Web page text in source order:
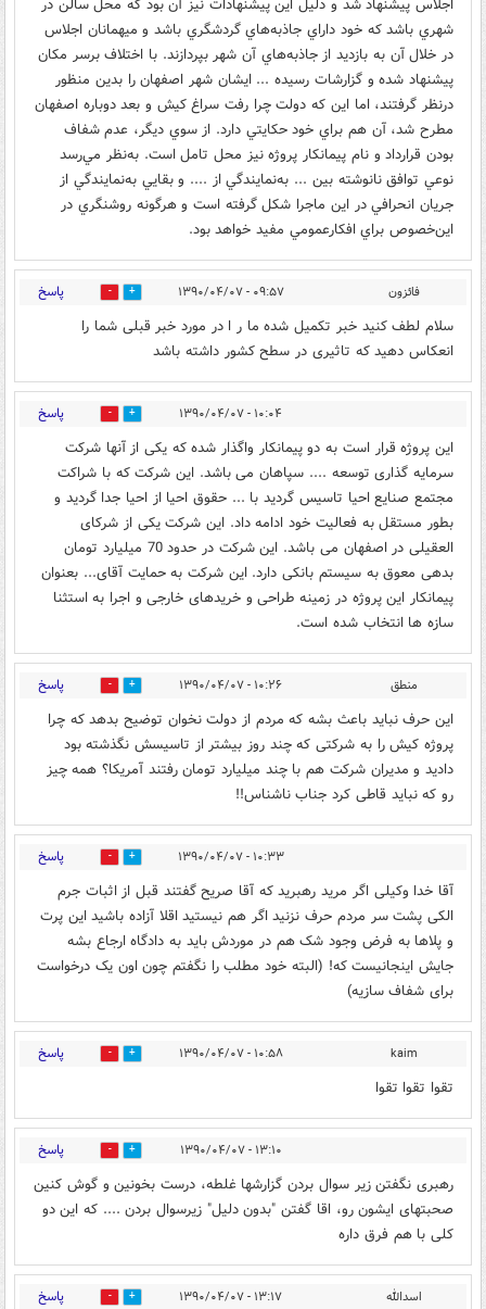
شهري باشد كه خود داراي جاذبه‌هاي گردشگري باشد و ميهمانان اجلاس
در خلال آن به بازديد از جاذبه‌هاي آن شهر بپردازند. با اختلاف برسر مكان
پيشنهاد شده و گزارشات رسيده ... ايشان شهر اصفهان را بدين منظور
درنظر گرفتند، اما اين كه دولت چرا رفت سراغ كيش و بعد دوباره اصفهان
مطرح شد، آن هم براي خود حكايتي دارد. از سوي ديگر، عدم شفاف
بودن قرارداد و نام پيمانكار پروژه نيز محل تامل است. به‌نظر مي‌رسد
نوعي توافق نانوشته بين ... به‌نمايندگي از .... و بقايي به‌نمايندگي از
جريان انحرافي در اين ماجرا شكل گرفته است و هرگونه روشنگري در
اين‌خصوص براي افكارعمومي مفيد خواهد بود.
فائزون ۰۹:۵۷ - ۱۳۹۰/۰۴/۰۷ 0 پاسخ
سلام لطف کنید خبر تکمیل شده ما ر ا در مورد خبر قبلی شما را
انعکاس دهید که تاثیری در سطح کشور داشته باشد
۱۰:۰۴ - ۱۳۹۰/۰۴/۰۷ 0 پاسخ
این پروژه قرار است به دو پیمانکار واگذار شده که یکی از آنها شرکت
سرمایه گذاری توسعه .... سپاهان می باشد. این شرکت که با شراکت
مجتمع صنایع احیا تاسیس گردید با ... حقوق احیا از احیا جدا گردید و
بطور مستقل به فعالیت خود ادامه داد. این شرکت یکی از شرکای
العقیلی در اصفهان می باشد. این شرکت در حدود 70 میلیارد تومان
بدهی معوق به سیستم بانکی دارد. این شرکت به حمایت آقای... بعنوان
پیمانکار این پروژه در زمینه طراحی و خریدهای خارجی و اجرا به استثنا
سازه ها انتخاب شده است.
منطق ۱۰:۲۶ - ۱۳۹۰/۰۴/۰۷ 0 پاسخ
این حرف نباید باعث بشه که مردم از دولت نخوان توضیح بدهد که چرا
پروژه کیش را به شرکتی که چند روز بیشتر از تاسیسش نگذشته بود
دادید و مدیران شرکت هم با چند میلیارد تومان رفتند آمریکا؟ همه چیز
رو که نباید قاطی کرد جناب ناشناس!!
۱۰:۳۳ - ۱۳۹۰/۰۴/۰۷ 0 پاسخ
آقا خدا وکیلی اگر مرید رهبرید که آقا صریح گفتند قبل از اثبات جرم
الکی پشت سر مردم حرف نزنید اگر هم نیستید اقلا آزاده باشید این پرت
و پلاها به فرض وجود شک هم در موردش باید به دادگاه ارجاع بشه
جایش اینجانیست که! (البته خود مطلب را نگفتم چون اون یک درخواست
برای شفاف سازیه)
kaim ۱۰:۵۸ - ۱۳۹۰/۰۴/۰۷ 0 پاسخ
تقوا تقوا تقوا
۱۳:۱۰ - ۱۳۹۰/۰۴/۰۷ 0 پاسخ
رهبری نگفتن زیر سوال بردن گزارشها غلطه، درست بخونین و گوش کنین
صحبتهای ایشون رو، اقا گفتن "بدون دلیل" زیرسوال بردن .... که این دو
کلی با هم فرق داره
اسدالله ۱۳:۱۷ - ۱۳۹۰/۰۴/۰۷ 0 پاسخ